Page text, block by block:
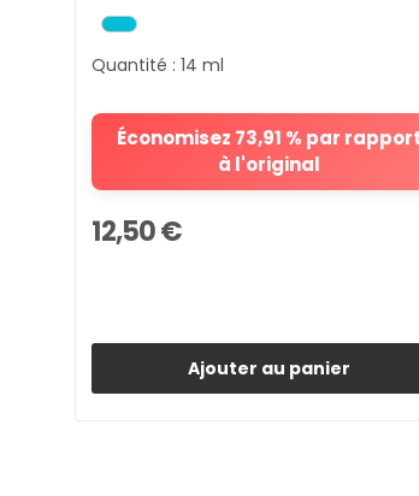
Économisez 73,91 % par rapport
à l'original
Quantité : 14 ml
12,50 €
Ajouter au panier